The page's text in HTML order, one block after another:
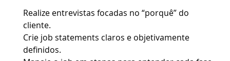
Realize entrevistas focadas no “porquê” do
cliente.
Crie job statements claros e objetivamente
definidos.